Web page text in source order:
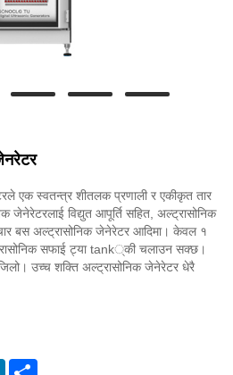
एक स्वतन्त्र शीतलक प्रणाली र एकीकृत तार
जेनेरेटरलाई विद्युत आपूर्ति सहित, अल्ट्रासोनिक
बस अल्ट्रासोनिक जेनेरेटर आदिमा। केवल १
सफाई ट्या tank्की चलाउन सक्छ।
उच्च शक्ति अल्ट्रासोनिक जेनेरेटर धेरै
LinkedIn